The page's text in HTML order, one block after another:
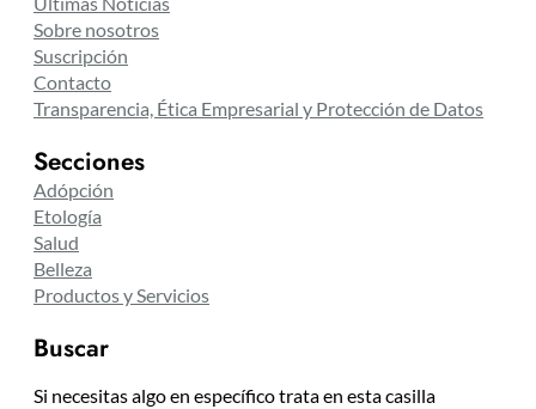
Sobre nosotros
Suscripción
Contacto
Transparencia, Ética Empresarial y Protección de Datos
Secciones
Adópción
Etología
Salud
Belleza
Productos y Servicios
Buscar
Si necesitas algo en específico trata en esta casilla